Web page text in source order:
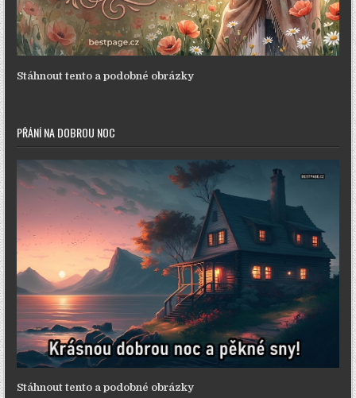
Stáhnout tento a podobné obrázky
PŘÁNÍ NA DOBROU NOC
Stáhnout tento a podobné obrázky